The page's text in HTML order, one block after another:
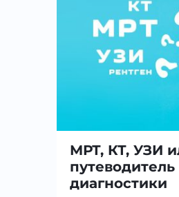
МРТ, КТ, УЗИ
диагностики